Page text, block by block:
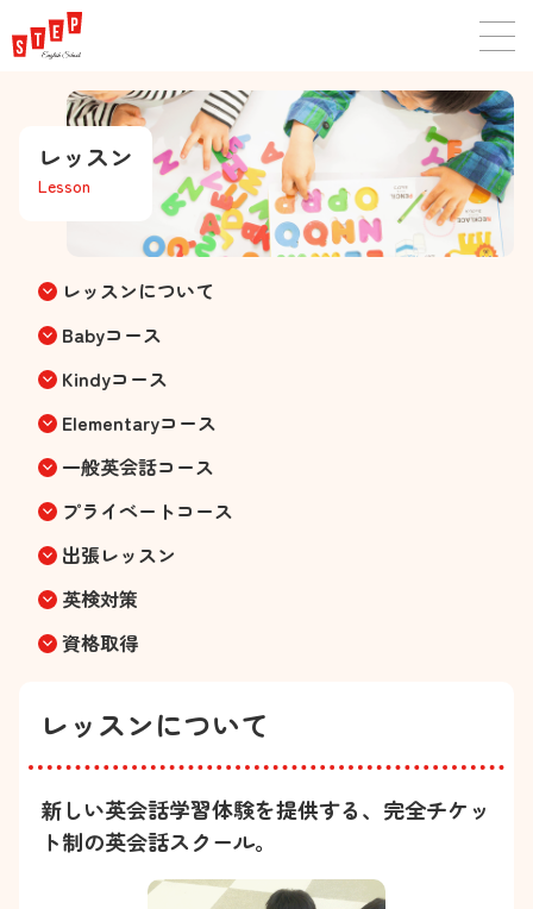
レッスン
Lesson
keyboard_arrow_down レッスンについて
keyboard_arrow_down Babyコース
keyboard_arrow_down Kindyコース
keyboard_arrow_down Elementaryコース
keyboard_arrow_down 一般英会話コース
keyboard_arrow_down プライベートコース
keyboard_arrow_down 出張レッスン
keyboard_arrow_down 英検対策
keyboard_arrow_down 資格取得
レッスンについて
新しい英会話学習体験を提供する、完全チケッ
ト制の英会話スクール。